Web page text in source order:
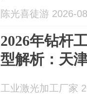
陈光喜徒游 2026-
2026年钻杆
型解析：天
工业激光加工厂家